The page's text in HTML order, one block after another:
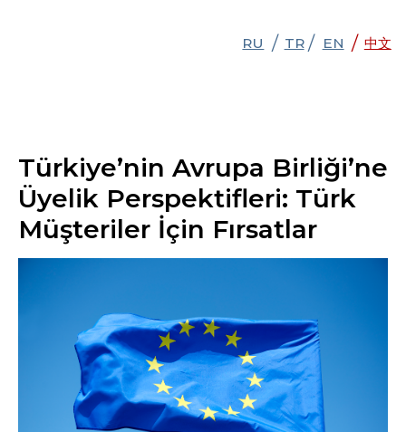
中文
中文
Türkiye’nin Avrupa Birliği’ne
Üyelik Perspektifleri: Türk
Müşteriler İçin Fırsatlar